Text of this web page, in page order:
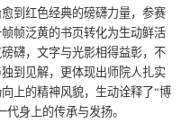
到红色经典的磅礴力量，参赛
帧泛黄的书页转化为生动鲜活
礴，文字与光影相得益彰，不
到见解，更体现出师院人扎实
上的精神风貌，生动诠释了“博
身上的传承与发扬。